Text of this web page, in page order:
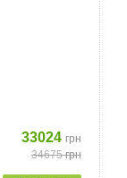
33024 грн
34675грн